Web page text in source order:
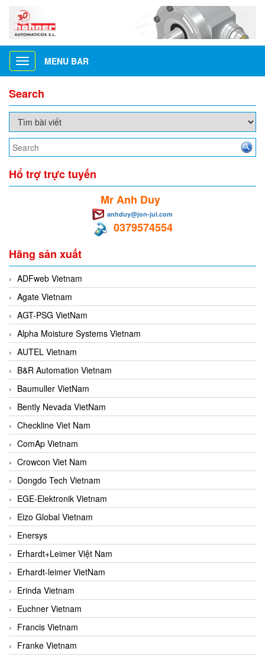
Toggle
navigation
MENU BAR
Search
Hổ trợ trực tuyến
Mr Anh Duy
anhduy@jon-jul.com
0379574554
Hãng sản xuất
ADFweb Vietnam
Agate Vietnam
AGT-PSG VietNam
Alpha Moisture Systems Vietnam
AUTEL Vietnam
B&R Automation Vietnam
Baumuller VietNam
Bently Nevada VietNam
Checkline Viet Nam
ComAp Vietnam
Crowcon Viet Nam
Dongdo Tech Vietnam
EGE-Elektronik Vietnam
Eizo Global Vietnam
Enersys
Erhardt+Leimer Việt Nam
Erhardt-leimer VietNam
Erinda Vietnam
Euchner Vietnam
Francis Vietnam
Franke Vietnam